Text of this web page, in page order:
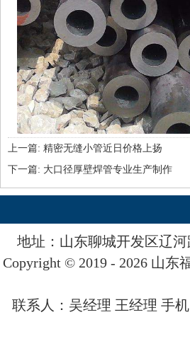
上一篇: 精密无缝小管近日价格上扬
下一篇: 大口径厚壁焊管专业生产制作
地址：山东聊城开发区辽
Copyright © 2019 - 2026 山东
联系人：吴经理 王经理 手机